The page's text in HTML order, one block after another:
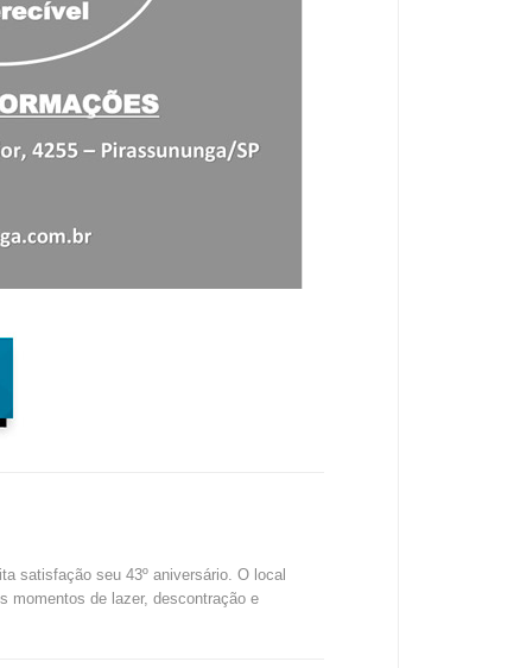
satisfação seu 43º aniversário. O local
momentos de lazer, descontração e